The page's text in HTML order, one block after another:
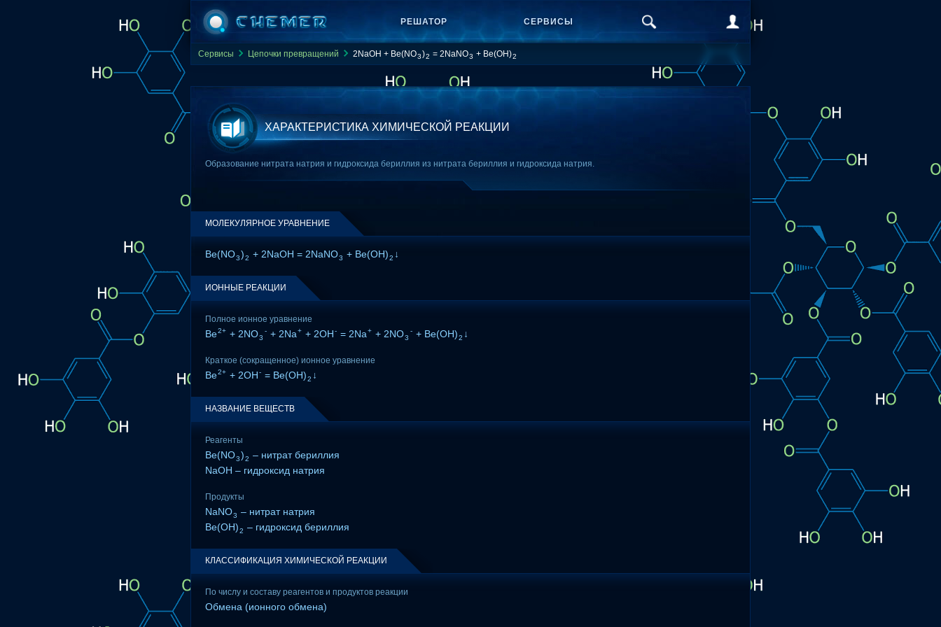
РЕШАТОР СЕРВИСЫ
Сервисы Цепочки превращений 2NaOH + Be(NO3)2 = 2NaNO3 + Be(OH)2
ХАРАКТЕРИСТИКА ХИМИЧЕСКОЙ РЕАКЦИИ
Образование нитрата натрия и гидроксида бериллия из нитрата бериллия и гидроксида натрия.
МОЛЕКУЛЯРНОЕ УРАВНЕНИЕ
Be(NO3)2 + 2NaOH = 2NaNO3 + Be(OH)2 ↓
ИОННЫЕ РЕАКЦИИ
Полное ионное уравнение
Be2+ + 2NO3
- + 2Na+ + 2OH- = 2Na+ + 2NO3
- + Be(OH)2 ↓
Краткое (сокращенное) ионное уравнение
Be2+ + 2OH- = Be(OH)2 ↓
НАЗВАНИЕ ВЕЩЕСТВ
Реагенты
Be(NO3)2 – нитрат бериллия
NaOH – гидроксид натрия
Продукты
NaNO3 – нитрат натрия
Be(OH)2 – гидроксид бериллия
КЛАССИФИКАЦИЯ ХИМИЧЕСКОЙ РЕАКЦИИ
По числу и составу реагентов и продуктов реакции
Обмена (ионного обмена)